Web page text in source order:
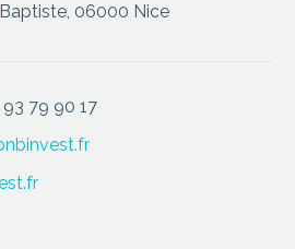
06000 Nice
93 79 90 17